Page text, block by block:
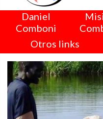
Daniel
Comboni
Otros links